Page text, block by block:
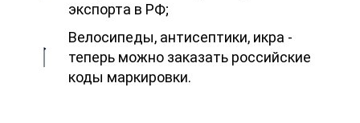
экспорта в РФ;
Велосипеды, антисептики, икра -
теперь можно заказать российские
коды маркировки.